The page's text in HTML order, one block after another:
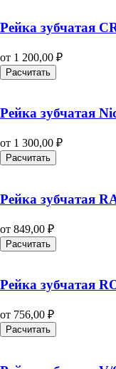
Рейка зубчатая
от 1 200,00 ₽
Расчитать
Рейка зубчатая
от 1 300,00 ₽
Расчитать
Рейка зубчатая
от 849,00 ₽
Расчитать
Рейка зубчатая
от 756,00 ₽
Расчитать